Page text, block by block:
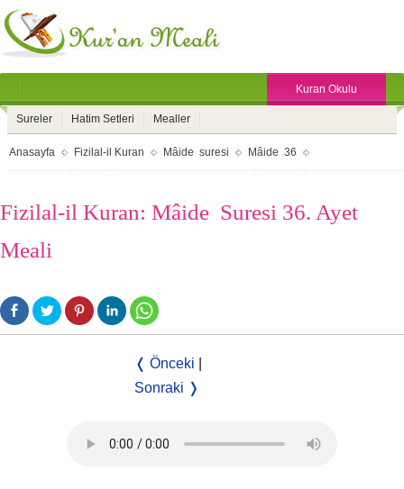
Kuran Okulu
Sureler Hatim Setleri Mealler
Anasayfa Fizilal-il Kuran Mâide suresi Mâide 36
Fizilal-il Kuran: Mâide Suresi 36. Ayet
Meali
❬ Önceki
Sonraki ❭